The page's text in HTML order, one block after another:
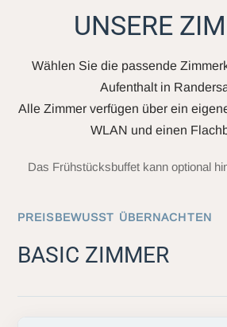
UNSERE
Wählen Sie die passende
Aufenthalt in
Alle Zimmer verfügen über ein
WLAN und einen
Das Frühstücksbuffet kann optional
PREISBEWUSST ÜBERNACHTEN
BASIC ZIMMER